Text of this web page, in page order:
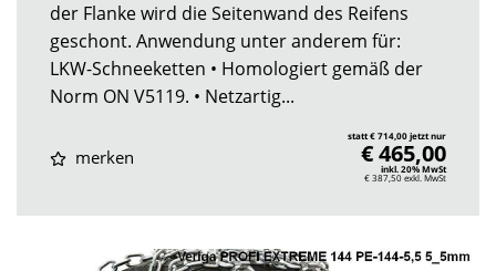
der Flanke wird die Seitenwand des Reifens
geschont. Anwendung unter anderem für:
LKW-Schneeketten • Homologiert gemäß der
Norm ON V5119. • Netzartig...
merken
statt € 714,00 jetzt nur
€ 465,00
inkl. 20% MwSt
€ 387,50exkl. MwSt